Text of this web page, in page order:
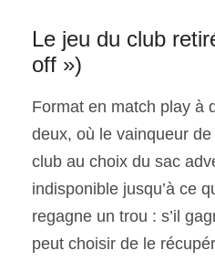
Le jeu du club
off »)
Format en match play à
deux, où le vainqueur
club au choix du sac
indisponible jusqu’à ce
regagne un trou : s’il
peut choisir de le